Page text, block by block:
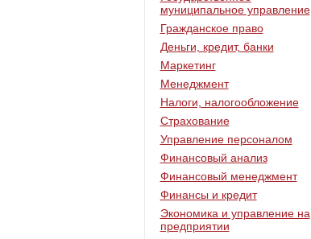
муниципальное управление
Гражданское право
Деньги, кредит, банки
Маркетинг
Менеджмент
Налоги, налогообложение
Страхование
Управление персоналом
Финансовый анализ
Финансовый менеджмент
Финансы и кредит
Экономика и управление на
предприятии